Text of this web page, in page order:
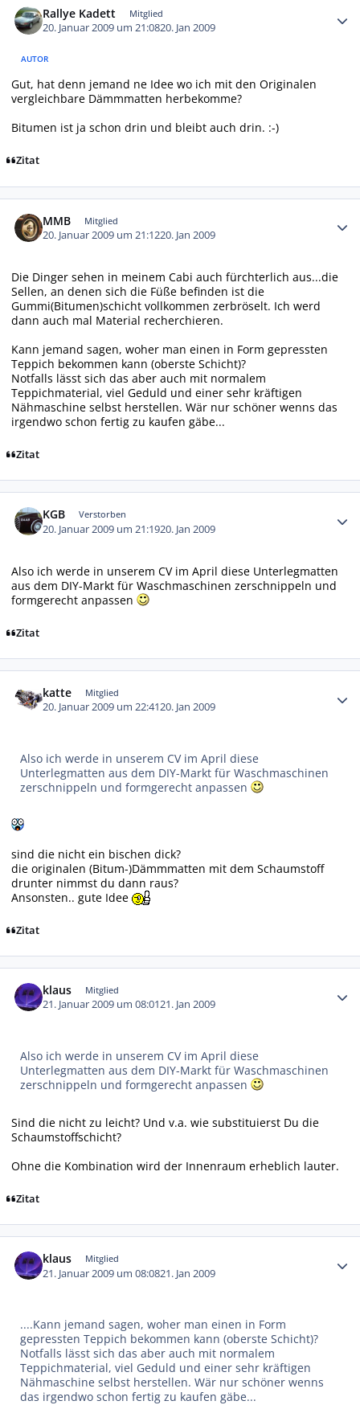
Rallye Kadett Mitglied
20. Januar 2009 um 21:0820. Jan 2009
AUTOR
Gut, hat denn jemand ne Idee wo ich mit den Originalen
vergleichbare Dämmmatten herbekomme?
Bitumen ist ja schon drin und bleibt auch drin. :-)
Zitat
MMB Mitglied
20. Januar 2009 um 21:1220. Jan 2009
Die Dinger sehen in meinem Cabi auch fürchterlich aus...die
Sellen, an denen sich die Füße befinden ist die
Gummi(Bitumen)schicht vollkommen zerbröselt. Ich werd
dann auch mal Material recherchieren.
Kann jemand sagen, woher man einen in Form gepressten
Teppich bekommen kann (oberste Schicht)?
Notfalls lässt sich das aber auch mit normalem
Teppichmaterial, viel Geduld und einer sehr kräftigen
Nähmaschine selbst herstellen. Wär nur schöner wenns das
irgendwo schon fertig zu kaufen gäbe...
Zitat
KGB Verstorben
20. Januar 2009 um 21:1920. Jan 2009
Also ich werde in unserem CV im April diese Unterlegmatten
aus dem DIY-Markt für Waschmaschinen zerschnippeln und
formgerecht anpassen
Zitat
katte Mitglied
20. Januar 2009 um 22:4120. Jan 2009
Also ich werde in unserem CV im April diese
Unterlegmatten aus dem DIY-Markt für Waschmaschinen
zerschnippeln und formgerecht anpassen
sind die nicht ein bischen dick?
die originalen (Bitum-)Dämmmatten mit dem Schaumstoff
drunter nimmst du dann raus?
Ansonsten.. gute Idee
Zitat
klaus Mitglied
21. Januar 2009 um 08:0121. Jan 2009
Also ich werde in unserem CV im April diese
Unterlegmatten aus dem DIY-Markt für Waschmaschinen
zerschnippeln und formgerecht anpassen
Sind die nicht zu leicht? Und v.a. wie substituierst Du die
Schaumstoffschicht?
Ohne die Kombination wird der Innenraum erheblich lauter.
Zitat
klaus Mitglied
21. Januar 2009 um 08:0821. Jan 2009
....Kann jemand sagen, woher man einen in Form
gepressten Teppich bekommen kann (oberste Schicht)?
Notfalls lässt sich das aber auch mit normalem
Teppichmaterial, viel Geduld und einer sehr kräftigen
Nähmaschine selbst herstellen. Wär nur schöner wenns
das irgendwo schon fertig zu kaufen gäbe...